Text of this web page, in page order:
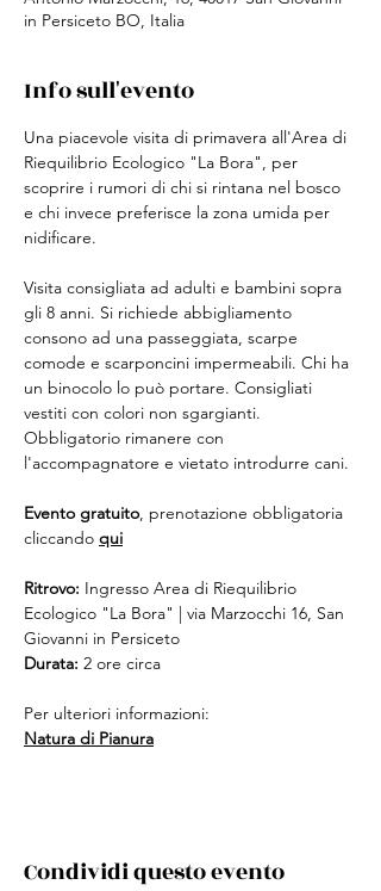
in Persiceto BO, Italia
Info sull'evento
Una piacevole visita di primavera all'Area di
Riequilibrio Ecologico "La Bora", per
scoprire i rumori di chi si rintana nel bosco
e chi invece preferisce la zona umida per
nidificare.
Visita consigliata ad adulti e bambini sopra
gli 8 anni. Si richiede abbigliamento
consono ad una passeggiata, scarpe
comode e scarponcini impermeabili. Chi ha
un binocolo lo può portare. Consigliati
vestiti con colori non sgargianti.
Obbligatorio rimanere con
l'accompagnatore e vietato introdurre cani.
Evento gratuito, prenotazione obbligatoria
cliccando qui
Ritrovo: Ingresso Area di Riequilibrio
Ecologico "La Bora" | via Marzocchi 16, San
Giovanni in Persiceto
Durata: 2 ore circa
Per ulteriori informazioni:
Natura di Pianura
Condividi questo evento